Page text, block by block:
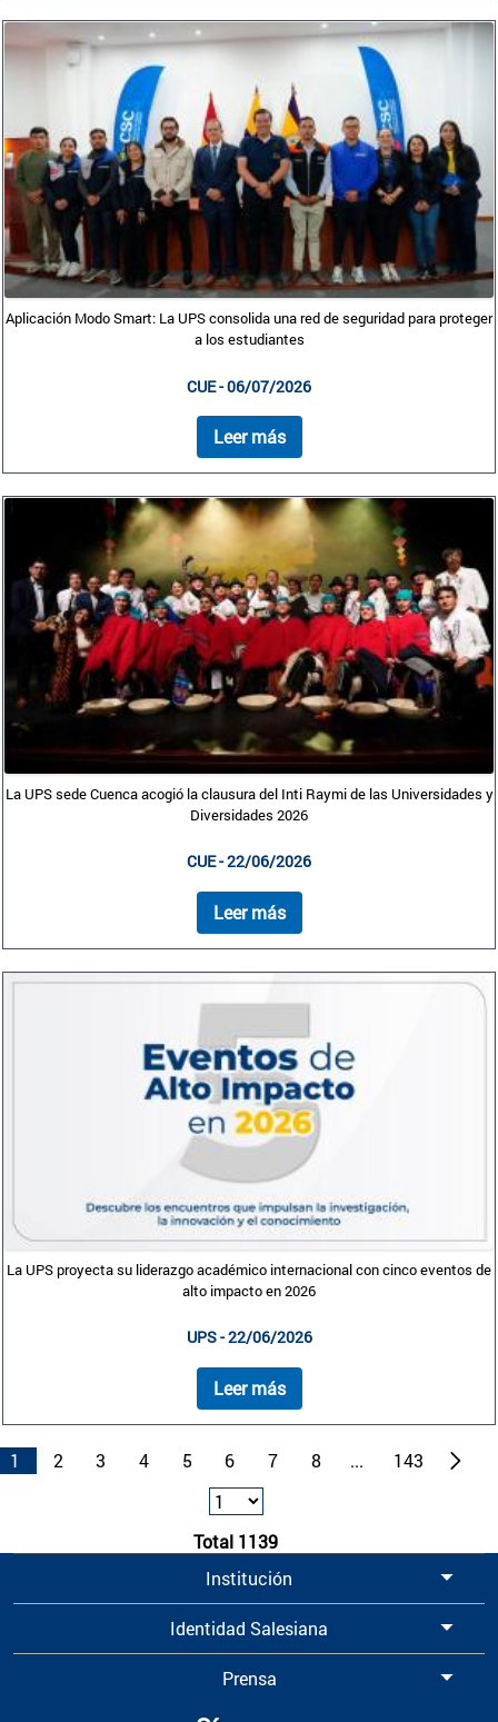
Aplicación Modo Smart: La UPS consolida una red de seguridad para proteger
a los estudiantes
CUE - 06/07/2026
Leer más
La UPS sede Cuenca acogió la clausura del Inti Raymi de las Universidades y
Diversidades 2026
CUE - 22/06/2026
Leer más
La UPS proyecta su liderazgo académico internacional con cinco eventos de
alto impacto en 2026
UPS - 22/06/2026
Leer más
1 2 3 4 5 6 7 8 ... 143
Total 1139
Institución
Identidad Salesiana
Prensa